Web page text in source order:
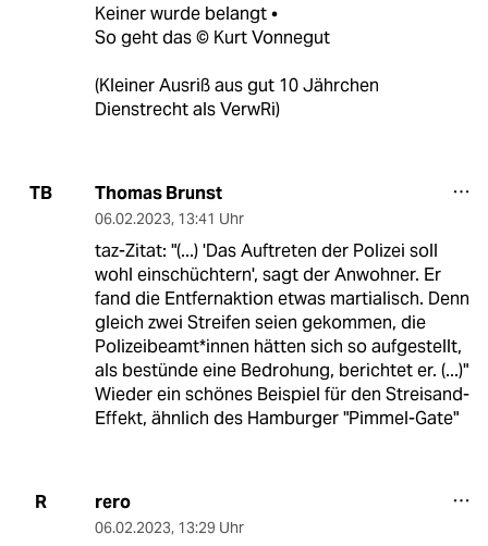
Keiner wurde belangt •
So geht das ©️ Kurt Vonnegut
(Kleiner Ausriß aus gut 10 Jährchen
Dienstrecht als VerwRi)
TB Thomas Brunst
06.02.2023, 13:41 Uhr
taz-Zitat: "(...) 'Das Auftreten der Polizei soll
wohl einschüchtern', sagt der Anwohner. Er
fand die Entfernaktion etwas martialisch. Denn
gleich zwei Streifen seien gekommen, die
Polizeibeamt*in­nen hätten sich so aufgestellt,
als bestünde eine Bedrohung, berichtet er. (...)"
Wieder ein schönes Beispiel für den Streisand-
Effekt, ähnlich des Hamburger "Pimmel-Gate"
R rero
06.02.2023, 13:29 Uhr